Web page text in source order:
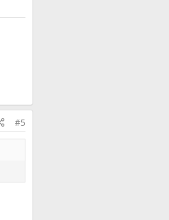
#5